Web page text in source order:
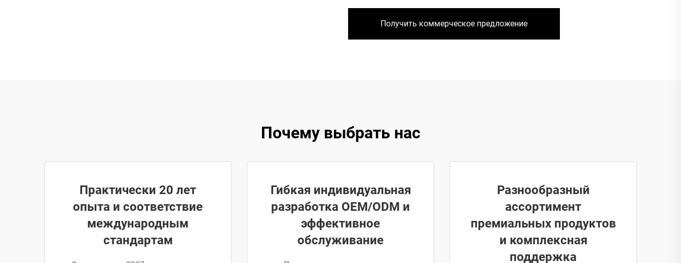
Получить коммерческое предложение
Почему выбрать нас
Практически 20 лет
опыта и соответствие
международным
стандартам
Гибкая индивидуальная
разработка OEM/ODM и
эффективное
обслуживание
Разнообразный
ассортимент
премиальных продуктов
и комплексная
поддержка